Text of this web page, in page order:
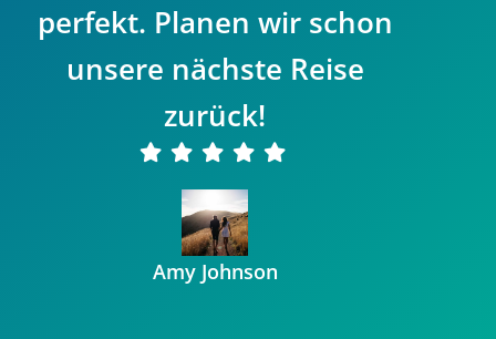
perfekt. Planen wir schon
unsere nächste Reise
zurück!
Amy Johnson